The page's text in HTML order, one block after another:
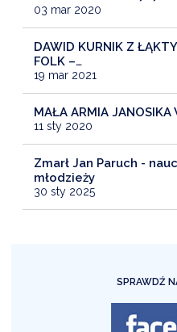
03 mar 2020
DAWID KURNIK Z
FOLK –…
19 mar 2021
MAŁA ARMIA
11 sty 2020
Zmarł Jan Paruch -
młodzieży
30 sty 2025
SPRAWDŹ